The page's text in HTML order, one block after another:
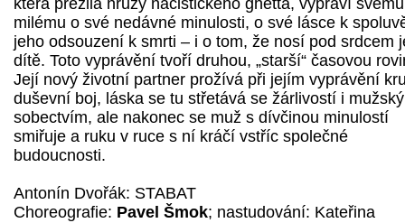
milému o své nedávné minulosti, o své lásce k
jeho odsouzení k smrti – i o tom, že nosí pod srdcem
dítě. Toto vyprávění tvoří druhou, „starší“ časovou
Její nový životní partner prožívá při jejím vyprávění
duševní boj, láska se tu střetává se žárlivostí i
sobectvím, ale nakonec se muž s dívčinou minulostí
smiřuje a ruku v ruce s ní kráčí vstříc společné
budoucnosti.
Antonín Dvořák: STABAT
Choreografie: Pavel Šmok; nastudování: Kateřina